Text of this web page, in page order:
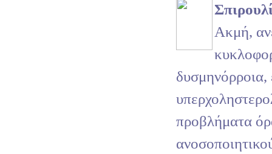
Ακμή,
δυσμηνόρροια,
προβλήματα